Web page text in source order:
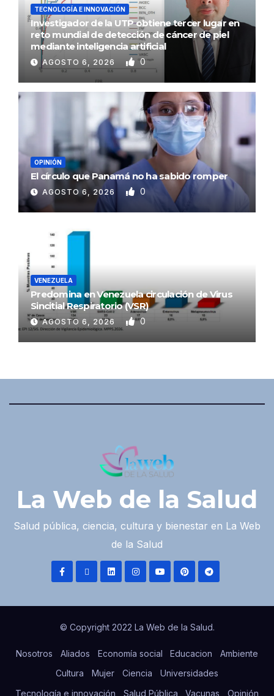
TECNOLOGÍA E INNOVACIÓN
Investigador de la UTP obtiene tercer lugar en
reto mundial de detección de cáncer de piel
mediante inteligencia artificial
AGOSTO 6, 2026 0
OPINIÓN
El círculo que Panamá no ha sabido romper
AGOSTO 6, 2026 0
VENEZUELA
Predomina en Venezuela circulación de Virus
Sincitial Respiratorio (VSR)
AGOSTO 6, 2026 0
La Web de la Salud
Salud pública, ciencia, cultura y bienestar en La Web
de la Salud
© Copyright 2022 La Web de la Salud.
Nosotros Aliados Economía social Educacion
Ambiente
Cultura
Mujer Ciencia
Universidades
Tecnología e innovación
Salud Pública Vacunas Opinión